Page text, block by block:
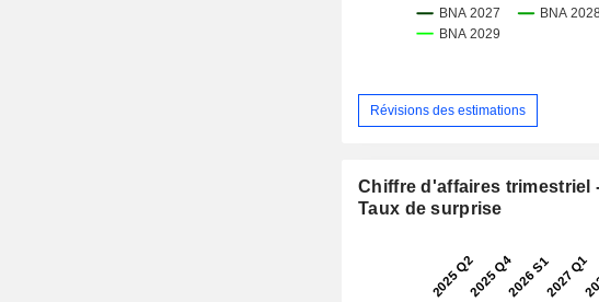
Révisions des estimations
Chiffre d'affaires trimestriel
Taux de surprise